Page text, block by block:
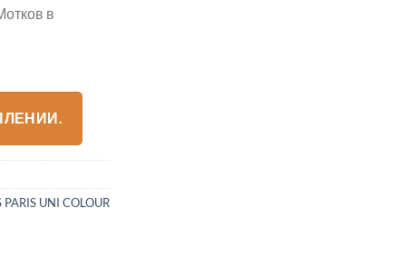
в
PARIS UNI COLOUR